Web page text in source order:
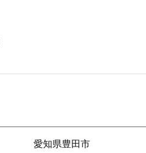
愛知県豊田市